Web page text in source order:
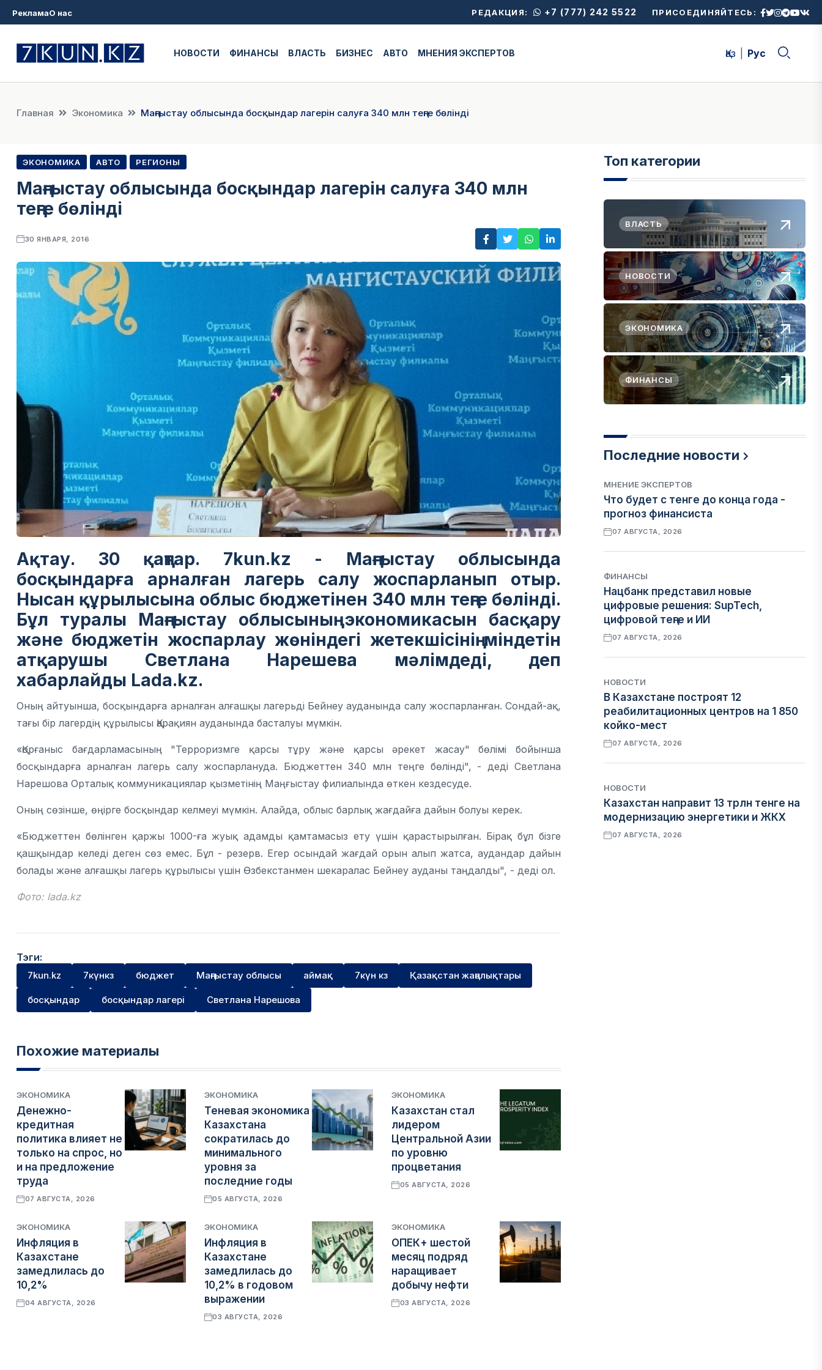
РекламаО нас РЕДАКЦИЯ: +7 (777) 242 5522 ПРИСОЕДИНЯЙТЕСЬ:
НОВОСТИ ФИНАНСЫ ВЛАСТЬ БИЗНЕС АВТО МНЕНИЯ ЭКСПЕРТОВ Қаз Рус
Главная Экономика Маңғыстау облысында босқындар лагерін салуға 340 млн теңге бөлінді
ЭКОНОМИКА АВТО РЕГИОНЫ
Маңғыстау облысында босқындар лагерін салуға 340 млн
теңге бөлінді
30 ЯНВАРЯ, 2016
Ақтау. 30 қаңтар. 7kun.kz - Маңғыстау облысында
босқындарға арналған лагерь салу жоспарланып отыр.
Нысан құрылысына облыс бюджетінен 340 млн теңге бөлінді.
Бұл туралы Маңғыстау облысының экономикасын басқару
және бюджетін жоспарлау жөніндегі жетекшісінің міндетін
атқарушы Светлана Нарешева мәлімдеді, деп
хабарлайды Lada.kz.
Оның айтуынша, босқындарға арналған алғашқы лагерьді Бейнеу ауданында салу жоспарланған. Сондай-ақ,
тағы бір лагердің құрылысы Қарақиян ауданында басталуы мүмкін.
«Қорғаныс бағдарламасының "Терроризмге қарсы тұру және қарсы әрекет жасау" бөлімі бойынша
босқындарға арналған лагерь салу жоспарлануда. Бюджеттен 340 млн теңге бөлінді", - деді Светлана
Нарешова Орталық коммуникациялар қызметінің Маңғыстау филиалында өткен кездесуде.
Оның сөзінше, өңірге босқындар келмеуі мүмкін. Алайда, облыс барлық жағдайға дайын болуы керек.
«Бюджеттен бөлінген қаржы 1000-ға жуық адамды қамтамасыз ету үшін қарастырылған. Бірақ бұл бізге
қашқындар келеді деген сөз емес. Бұл - резерв. Егер осындай жағдай орын алып жатса, аудандар дайын
болады және алғашқы лагерь құрылысы үшін Өзбекстанмен шекаралас Бейнеу ауданы таңдалды", - деді ол.
Фото: lada.kz
Тэги:
7kun.kz 7күнкз бюджет Маңғыстау облысы аймақ 7күн кз Қазақстан жаңалықтары
босқындар босқындар лагері Светлана Нарешова
Похожие материалы
ЭКОНОМИКА
Денежно-
кредитная
политика влияет не
только на спрос, но
и на предложение
труда
07 АВГУСТА, 2026
ЭКОНОМИКА
Теневая экономика
Казахстана
сократилась до
минимального
уровня за
последние годы
05 АВГУСТА, 2026
ЭКОНОМИКА
Казахстан стал
лидером
Центральной Азии
по уровню
процветания
05 АВГУСТА, 2026
ЭКОНОМИКА
Инфляция в
Казахстане
замедлилась до
10,2%
04 АВГУСТА, 2026
ЭКОНОМИКА
Инфляция в
Казахстане
замедлилась до
10,2% в годовом
выражении
03 АВГУСТА, 2026
ЭКОНОМИКА
ОПЕК+ шестой
месяц подряд
наращивает
добычу нефти
03 АВГУСТА, 2026
Топ категории
ВЛАСТЬ
НОВОСТИ
ЭКОНОМИКА
ФИНАНСЫ
Последние новости
МНЕНИЕ ЭКСПЕРТОВ
Что будет с тенге до конца года -
прогноз финансиста
07 АВГУСТА, 2026
ФИНАНСЫ
Нацбанк представил новые
цифровые решения: SupTech,
цифровой теңге и ИИ
07 АВГУСТА, 2026
НОВОСТИ
В Казахстане построят 12
реабилитационных центров на 1 850
койко-мест
07 АВГУСТА, 2026
НОВОСТИ
Казахстан направит 13 трлн тенге на
модернизацию энергетики и ЖКХ
07 АВГУСТА, 2026